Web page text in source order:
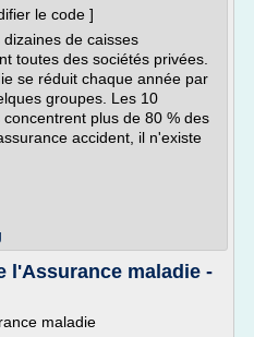
le code ]
de caisses
toutes des sociétés privées.
se réduit chaque année par
groupes. Les 10
plus de 80 % des
accident, il n'existe
l'Assurance maladie -
maladie